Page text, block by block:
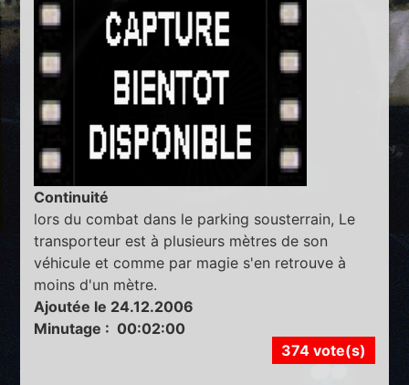
Continuité
lors du combat dans le parking sousterrain, Le
transporteur est à plusieurs mètres de son
véhicule et comme par magie s'en retrouve à
moins d'un mètre.
Ajoutée le 24.12.2006
Minutage : 00:02:00
374 vote(s)